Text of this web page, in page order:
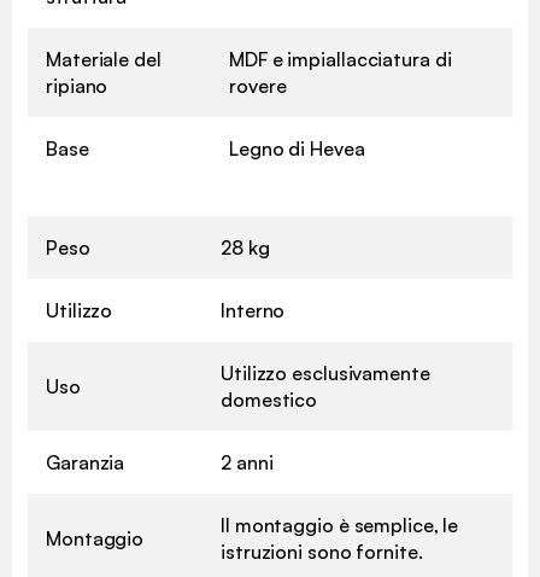
Materiale del
ripiano
MDF e impiallacciatura di
rovere
Base Legno di Hevea
Peso 28 kg
Utilizzo Interno
Uso
Utilizzo esclusivamente
domestico
Garanzia 2 anni
Montaggio
Il montaggio è semplice, le
istruzioni sono fornite.